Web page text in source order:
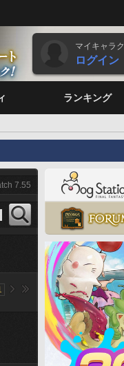
マイキャラ
ログイン
ランキング
7.55